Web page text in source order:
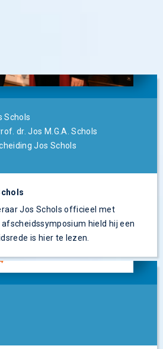
Schols
dr. Jos M.G.A. Schols
Jos Schols
Jos Schols officieel met
hield hij een
is hier te lezen.